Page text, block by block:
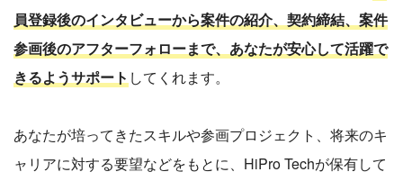
員登録後のインタビューから案件の紹介、契約締結、案件
参画後のアフターフォローまで、あなたが安心して活躍で
きるようサポート してくれます。
あなたが培ってきたスキルや参画プロジェクト、将来のキ
ャリアに対する要望などをもとに、HiPro Techが保有して